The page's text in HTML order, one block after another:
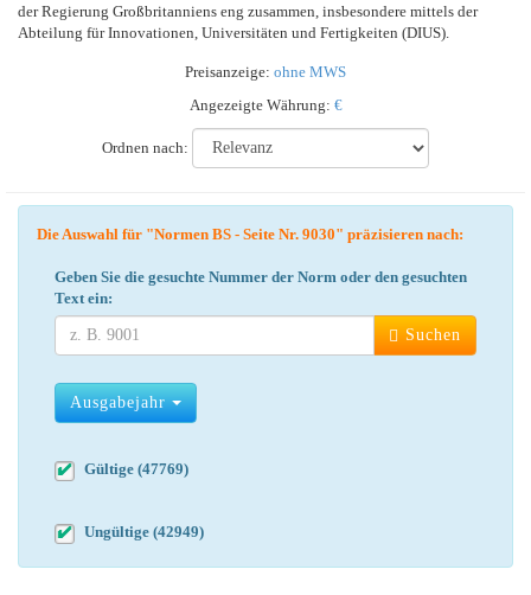
der Regierung Großbritanniens eng zusammen, insbesondere mittels der
Abteilung für Innovationen, Universitäten und Fertigkeiten (DIUS).
Preisanzeige: ohne MWS
Angezeigte Währung: €
Ordnen nach:
Die Auswahl für "Normen BS - Seite Nr. 9030" präzisieren nach:
Geben Sie die gesuchte Nummer der Norm oder den gesuchten
Text ein:
Suchen
Ausgabejahr
Gültige (47769)
Ungültige (42949)